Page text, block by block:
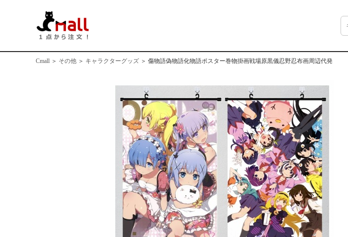
Cmall ＞ その他 ＞ キャラクターグッズ ＞ 傷物語偽物語化物語ポスター巻物掛画戦場原黒儀忍野忍布画周辺代発